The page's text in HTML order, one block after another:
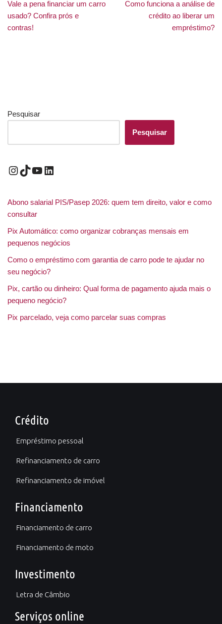
Vale a pena financiar um carro
usado? Confira prós e
contras!
Como funciona a análise de
crédito ao liberar um
empréstimo?
Pesquisar
Pesquisar
Abono salarial PIS/Pasep 2026: quem tem direito, valor e como
consultar
Pix Automático: como organizar cobranças mensais em
pequenos negócios
Como o empréstimo com garantia de carro pode te ajudar no
seu negócio?
Pix, cartão ou dinheiro: Qual forma de pagamento ajuda mais o
pequeno negócio?
Pix parcelado, veja como parcelar suas compras
Crédito
Empréstimo pessoal
Refinanciamento de carro
Refinanciamento de imóvel
Financiamento
Financiamento de carro
Financiamento de moto
Investimento
Letra de Câmbio
Serviços online